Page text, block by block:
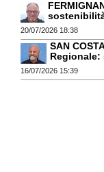
20/07/2026 18:38
SAN
16/07/2026 15:39